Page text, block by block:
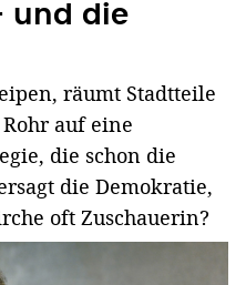
und die
räumt Stadtteile
auf eine
die schon die
die Demokratie,
oft Zuschauerin?